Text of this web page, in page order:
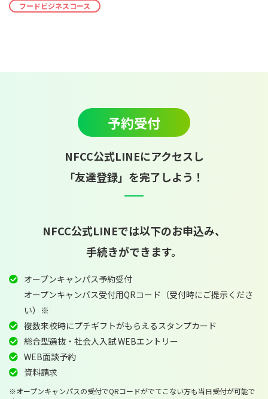
フードビジネスコース
予約受付
NFCC公式LINEにアクセスし
「友達登録」を完了しよう！
NFCC公式LINEでは以下のお申込み、
手続きができます。
オープンキャンパス予約受付
オープンキャンパス受付用QRコード（受付時にご提示くださ
い）※
複数来校時にプチギフトがもらえるスタンプカード
総合型選抜・社会人入試 WEBエントリー
WEB面談予約
資料請求
※オープンキャンパスの受付でQRコードがでてこない方も当日受付が可能で